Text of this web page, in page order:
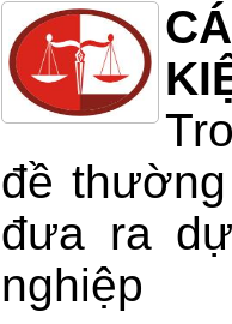
đề
đưa ra
nghiệp